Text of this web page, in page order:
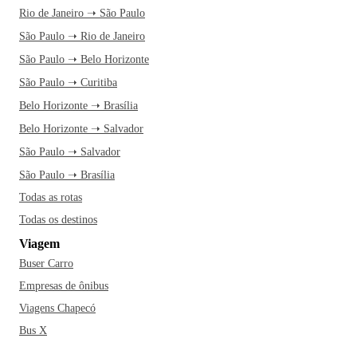
Rio de Janeiro ➝ São Paulo
São Paulo ➝ Rio de Janeiro
São Paulo ➝ Belo Horizonte
São Paulo ➝ Curitiba
Belo Horizonte ➝ Brasília
Belo Horizonte ➝ Salvador
São Paulo ➝ Salvador
São Paulo ➝ Brasília
Todas as rotas
Todas os destinos
Viagem
Buser Carro
Empresas de ônibus
Viagens Chapecó
Bus X